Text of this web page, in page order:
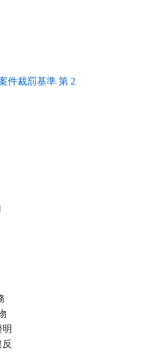
件裁罰基準 第 2